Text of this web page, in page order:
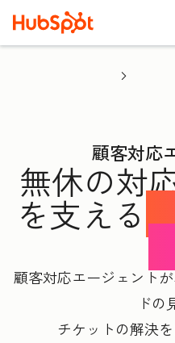
顧客対応
無休の対
を支える
顧客対応エージェント
ドの
チケットの解決